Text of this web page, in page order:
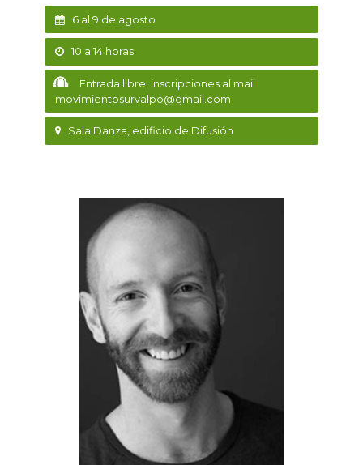
6 al 9 de agosto
10 a 14 horas
Entrada libre, inscripciones al mail
movimientosurvalpo@gmail.com
Sala Danza, edificio de Difusión